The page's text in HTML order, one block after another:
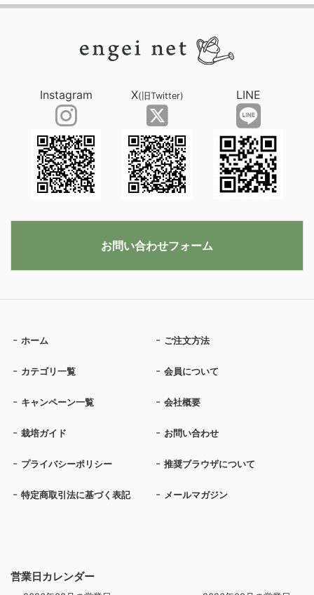
営業日カレンダー
ホーム ご注文方法
カテゴリ一覧 会員について
キャンペーン一覧 会社概要
栽培ガイド お問い合わせ
プライバシーポリシー 推奨ブラウザについて
特定商取引法に基づく表記 メールマガジン
Instagram X(旧Twitter) LINE
お問い合わせフォーム